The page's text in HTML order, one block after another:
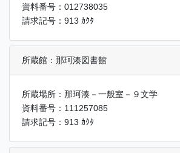
資料番号：012738035
請求記号：913 ｶｸﾀ
所蔵館：那珂湊図書館
所蔵場所：那珂湊－一般室－９文学
資料番号：111257085
請求記号：913 ｶｸﾀ